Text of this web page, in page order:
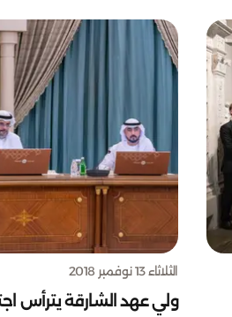
الثلاثاء 13 نوفمبر 2018
ولي عهد الشارقة يترأس